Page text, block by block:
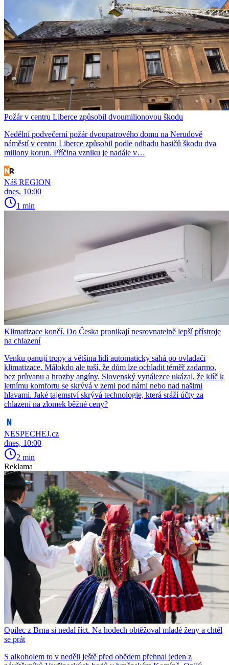
Požár v centru Liberce způsobil dvoumilionovou škodu
Nedělní podvečerní požár dvoupatrového domu na Nerudově
náměstí v centru Liberce způsobil podle odhadu hasičů škodu dva
miliony korun. Příčina vzniku je nadále v…
Náš REGION
dnes, 10:00
1 min
Klimatizace končí. Do Česka pronikají nesrovnatelně lepší přístroje
na chlazení
Venku panují tropy a většina lidí automaticky sahá po ovladači
klimatizace. Málokdo ale tuší, že dům lze ochladit téměř zadarmo,
bez průvanu a hrozby angíny. Slovenský vynálezce ukázal, že klíč k
letnímu komfortu se skrývá v zemi pod námi nebo nad našimi
hlavami. Jaké tajemství skrývá technologie, která sráží účty za
chlazení na zlomek běžné ceny?
NESPECHEJ.cz
dnes, 10:00
2 min
Reklama
Opilec z Brna si nedal říct. Na hodech obtěžoval mladé ženy a chtěl
se prát
S alkoholem to v neděli ještě před obědem přehnal jeden z